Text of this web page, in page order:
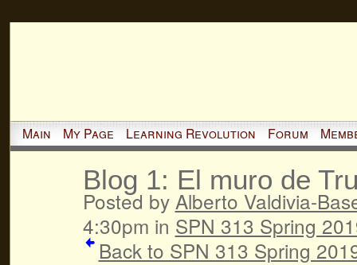
Main My Page Learning Revolution Forum
Blog 1: El muro de
Posted by Alberto Valdivia-
4:30pm in SPN 313 Spring
Back to SPN 313 Spring